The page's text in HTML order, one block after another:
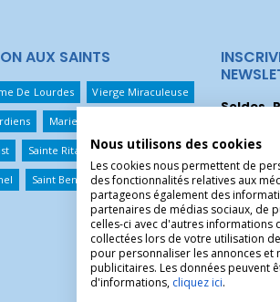
AUX SAINTS
De Lourdes Vierge Miraculeuse
Marie Qui Défait Les Noeuds
Sainte Rita Sainte Thérèse
Saint Benoît Saint Christophe
Soldes,
nos
Nous utilisons des cookies
Les cookies nous permettent de
des fonctionnalités relatives aux
partageons également des
partenaires de médias sociaux, de
celles-ci avec d'autres informations
collectées lors de votre utilisation
pour personnaliser les annonces et
publicitaires. Les données peuvent
d'informations, cliquez ici.